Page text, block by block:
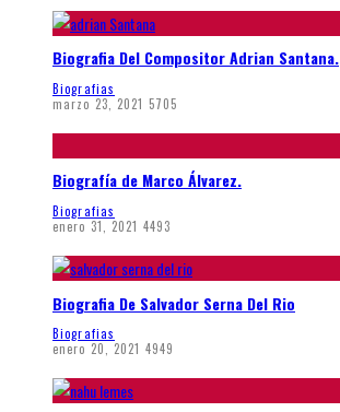
Biografia Del Compositor Adrian Santana.
Biografias
marzo 23, 2021 5705
Biografía de Marco Álvarez.
Biografias
enero 31, 2021 4493
Biografia De Salvador Serna Del Rio
Biografias
enero 20, 2021 4949